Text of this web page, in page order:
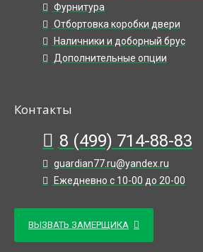
Фурнитура
Отбортовка коробки двери
Наличники и доборный брус
Дополнительные опции
Контакты
8 (499) 714-88-83
guardian77.ru@yandex.ru
Ежедневно с 10-00 до 20-00
ВЫЗВАТЬ ЗАМЕРЩИКА